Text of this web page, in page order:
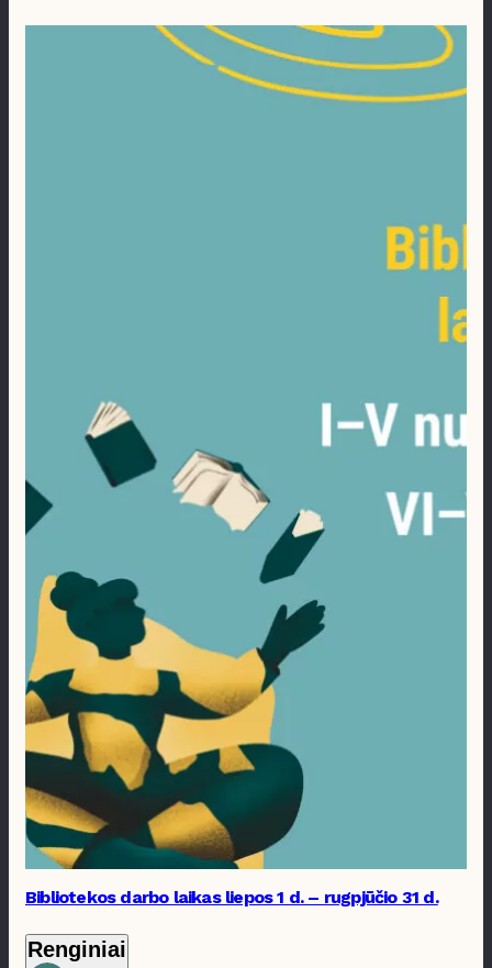
Bibliotekos darbo laikas liepos 1 d. – rugpjūčio 31 d.
Renginiai